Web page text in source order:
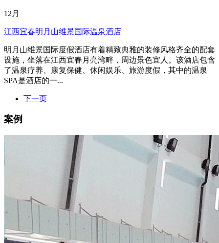
12月
江西宜春明月山维景国际温泉酒店
明月山维景国际度假酒店有着精致典雅的装修风格齐全的配套
设施，坐落在江西宜春月亮湾畔，周边景色宜人。该酒店包含
了温泉疗养、康复保健、休闲娱乐、旅游度假，其中的温泉
SPA是酒店的一...
下一页
案例